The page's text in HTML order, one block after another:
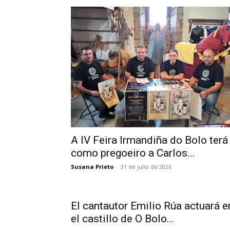
A IV Feira Irmandiña do Bolo terá
como pregoeiro a Carlos...
Susana Prieto - 31 de julio de 2026
El cantautor Emilio Rúa actuará
el castillo de O Bolo...